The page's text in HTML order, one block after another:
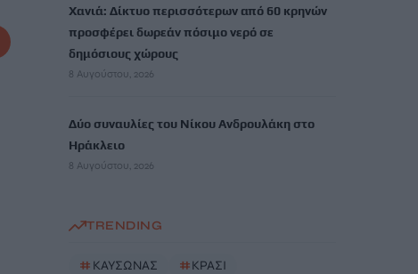
Χανιά: Δίκτυο περισσότερων από 60 κρηνών
προσφέρει δωρεάν πόσιμο νερό σε
δημόσιους χώρους
8 Αυγούστου, 2026
Δύο συναυλίες του Νίκου Ανδρουλάκη στο
Ηράκλειο
8 Αυγούστου, 2026
TRENDING
# ΚΑΥΣΩΝΑΣ #ΚΡΑΣΙ